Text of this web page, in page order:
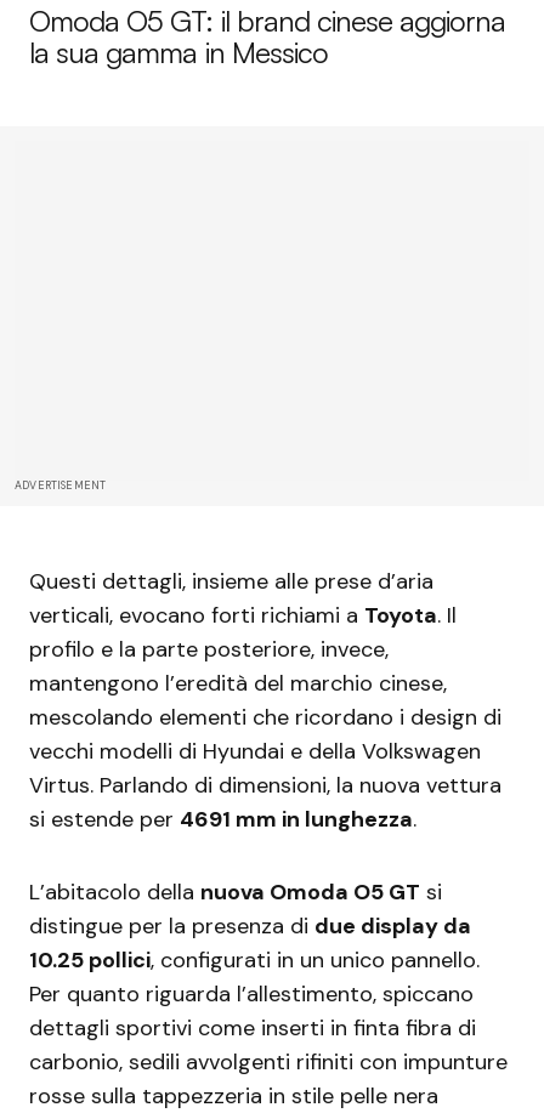
Omoda O5 GT: il brand cinese aggiorna
la sua gamma in Messico
ADVERTISEMENT
Questi dettagli, insieme alle prese d’aria
verticali, evocano forti richiami a Toyota. Il
profilo e la parte posteriore, invece,
mantengono l’eredità del marchio cinese,
mescolando elementi che ricordano i design di
vecchi modelli di Hyundai e della Volkswagen
Virtus. Parlando di dimensioni, la nuova vettura
si estende per 4691 mm in lunghezza.
L’abitacolo della nuova Omoda O5 GT si
distingue per la presenza di due display da
10.25 pollici, configurati in un unico pannello.
Per quanto riguarda l’allestimento, spiccano
dettagli sportivi come inserti in finta fibra di
carbonio, sedili avvolgenti rifiniti con impunture
rosse sulla tappezzeria in stile pelle nera